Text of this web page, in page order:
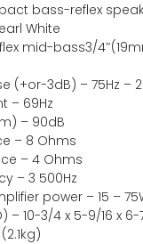
bass-reflex
White
mid-bass3/
(+or-3dB) – 75Hz –
– 69Hz
– 90dB
– 8 Ohms
– 4 Ohms
– 3 500Hz
power – 15 –
– 10-3/4 x 5-9/16 x 6-